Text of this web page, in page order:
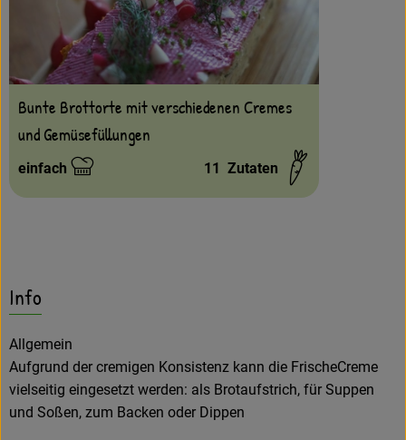
Bunte Brottorte mit verschiedenen Cremes
und Gemüsefüllungen
Schwierigkeit:
einfach 11 Zutaten
Info
Allgemein
Aufgrund der cremigen Konsistenz kann die FrischeCreme
vielseitig eingesetzt werden: als Brotaufstrich, für Suppen
und Soßen, zum Backen oder Dippen